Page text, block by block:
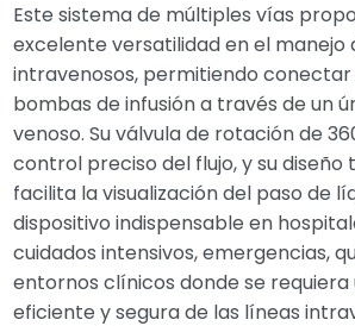
Este sistema de múltiples vías
excelente versatilidad en el
intravenosos, permitiendo conectar
bombas de infusión a través de un
venoso. Su válvula de rotación de
control preciso del flujo, y su
facilita la visualización del paso de
dispositivo indispensable en
cuidados intensivos, emergencias,
entornos clínicos donde se requiera
eficiente y segura de las líneas